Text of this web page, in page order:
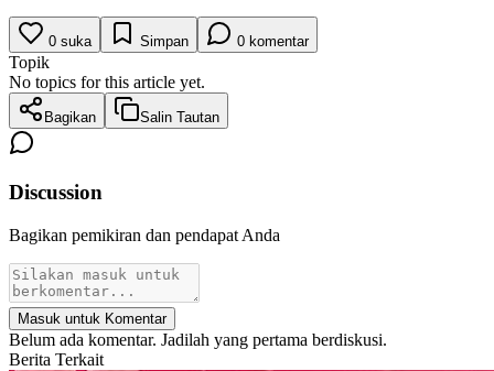
0 suka Simpan 0 komentar
Topik
No topics for this article yet.
Bagikan Salin Tautan
Discussion
Bagikan pemikiran dan pendapat Anda
Masuk untuk Komentar
Belum ada komentar. Jadilah yang pertama berdiskusi.
Berita Terkait